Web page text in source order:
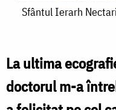
Sfântul
de
Eghina
Sfântul Ierarh
La ultima
doctorul m-a